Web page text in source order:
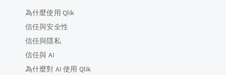
為什麼使用 Qlik
信任與安全性
信任與隱私
信任與 AI
為什麼對 AI 使用 Qlik